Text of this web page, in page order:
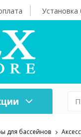
Установка
для бассейнов